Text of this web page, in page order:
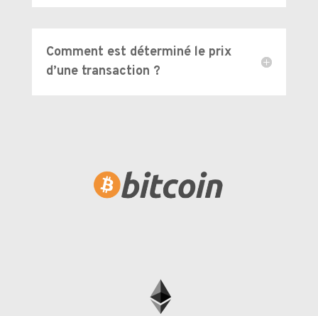
Comment est déterminé le prix
d’une transaction ?